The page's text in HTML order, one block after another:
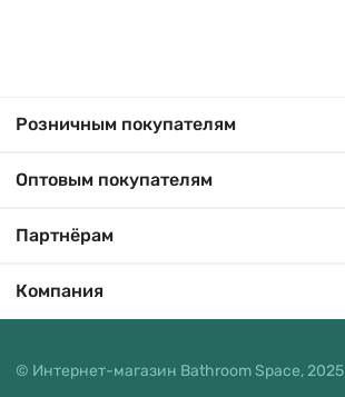
Розничным покупателям
Оптовым покупателям
Партнёрам
Компания
© Интернет-магазин Bathroom Space, 2025